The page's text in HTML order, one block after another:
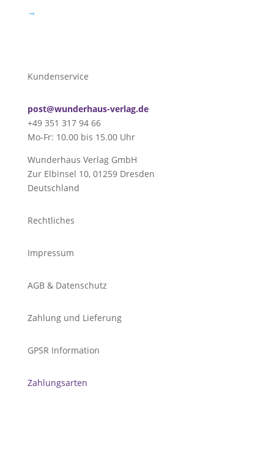
→
Kundenservice
post@wunderhaus-verlag.de
+49 351 317 94 66
Mo-Fr: 10.00 bis 15.00 Uhr
Wunderhaus Verlag GmbH
Zur Elbinsel 10, 01259 Dresden
Deutschland
Rechtliches
Impressum
AGB & Datenschutz
Zahlung und Lieferung
GPSR Information
Zahlungsarten